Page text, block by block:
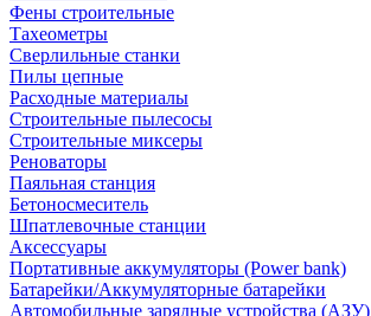
Фены строительные
Тахеометры
Сверлильные станки
Пилы цепные
Расходные материалы
Строительные пылесосы
Строительные миксеры
Реноваторы
Паяльная станция
Бетоносмеситель
Шпатлевочные станции
Аксессуары
Портативные аккумуляторы (Power bank)
Батарейки/Аккумуляторные батарейки
Автомобильные зарядные устройства (АЗУ)